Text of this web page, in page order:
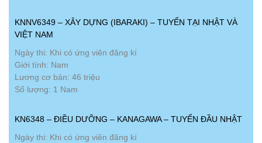
KNNV6349 – XÂY DỰNG (IBARAKI) – TUYỂN TẠI NHẬT VÀ
VIỆT NAM
Ngày thi: Khi có ứng viên đăng kí
Giới tính: Nam
Lương cơ bản: 46 triệu
Số lượng: 1 Nam
KN6348 – ĐIỀU DƯỠNG – KANAGAWA – TUYỂN ĐẦU NHẬT
Ngày thi: Khi có ứng viên đăng kí